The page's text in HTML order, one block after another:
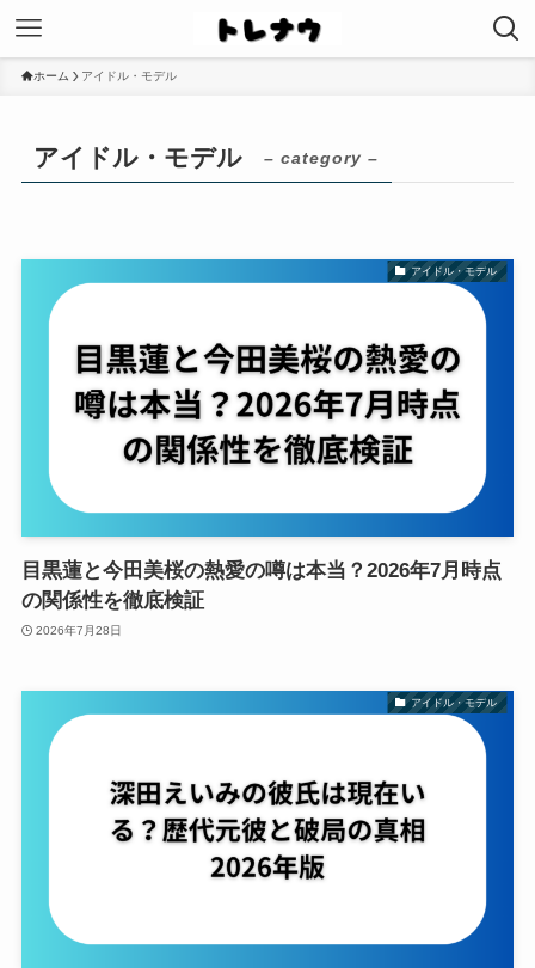
ホーム アイドル・モデル
アイドル・モデル – category –
アイドル・モデル
目黒蓮と今田美桜の熱愛の噂は本当？2026年7月時点
の関係性を徹底検証
2026年7月28日
アイドル・モデル